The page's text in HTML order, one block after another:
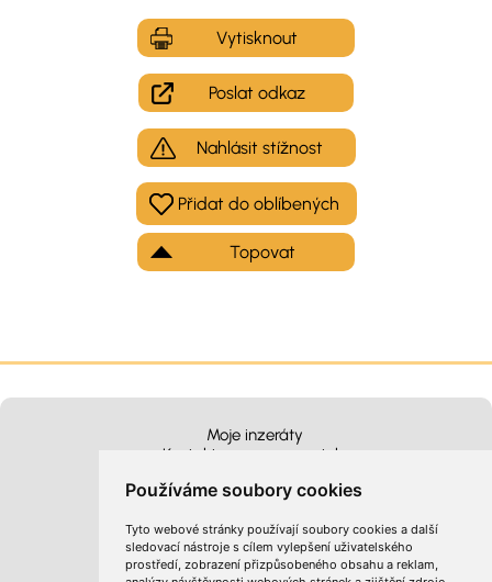
Používáme soubory cookies
Tyto webové stránky používají soubory cookies a další
sledovací nástroje s cílem vylepšení uživatelského
prostředí, zobrazení přizpůsobeného obsahu a reklam,
Vytisknout
Poslat odkaz
Nahlásit stížnost
Topovat
Moje inzeráty
Kontakt na provozovatele